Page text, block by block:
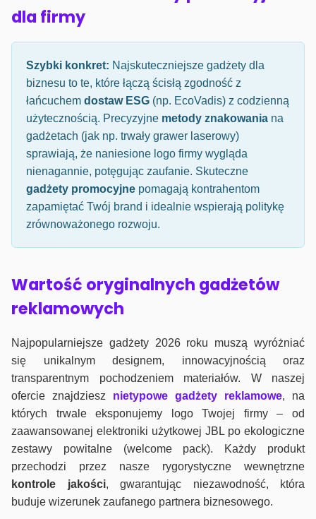
dla firmy
Szybki konkret: Najskuteczniejsze gadżety dla
biznesu to te, które łączą ścisłą zgodność z
łańcuchem dostaw ESG (np. EcoVadis) z codzienną
użytecznością. Precyzyjne metody znakowania na
gadżetach (jak np. trwały grawer laserowy)
sprawiają, że naniesione logo firmy wygląda
nienagannie, potęgując zaufanie. Skuteczne
gadżety promocyjne pomagają kontrahentom
zapamiętać Twój brand i idealnie wspierają politykę
zrównoważonego rozwoju.
Wartość oryginalnych gadżetów
reklamowych
Najpopularniejsze gadżety 2026 roku muszą wyróżniać
się unikalnym designem, innowacyjnością oraz
transparentnym pochodzeniem materiałów. W naszej
ofercie znajdziesz nietypowe gadżety reklamowe, na
których trwale eksponujemy logo Twojej firmy – od
zaawansowanej elektroniki użytkowej JBL po ekologiczne
zestawy powitalne (welcome pack). Każdy produkt
przechodzi przez nasze rygorystyczne wewnętrzne
kontrole jakości, gwarantując niezawodność, która
buduje wizerunek zaufanego partnera biznesowego.